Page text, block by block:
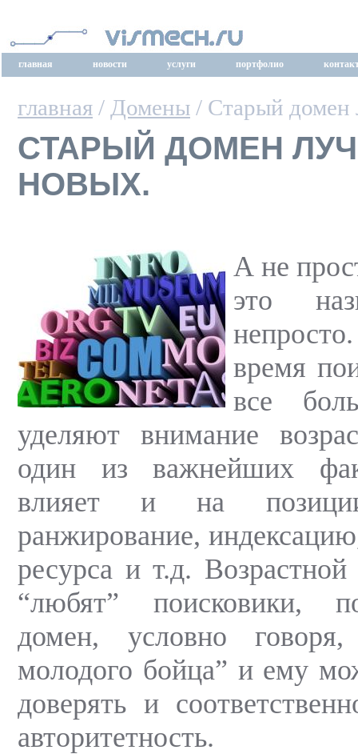
главная новости услуги портфолио
главная / Домены / Старый
СТАРЫЙ ДОМЕН
НОВЫХ.
А не
это
время
все
уделяют внимание
один из важнейших
влияет и на
ранжирование,
ресурса и т.д.
“любят” поисковики,
домен, условно
молодого бойца” и ему
доверять и
авторитетность.